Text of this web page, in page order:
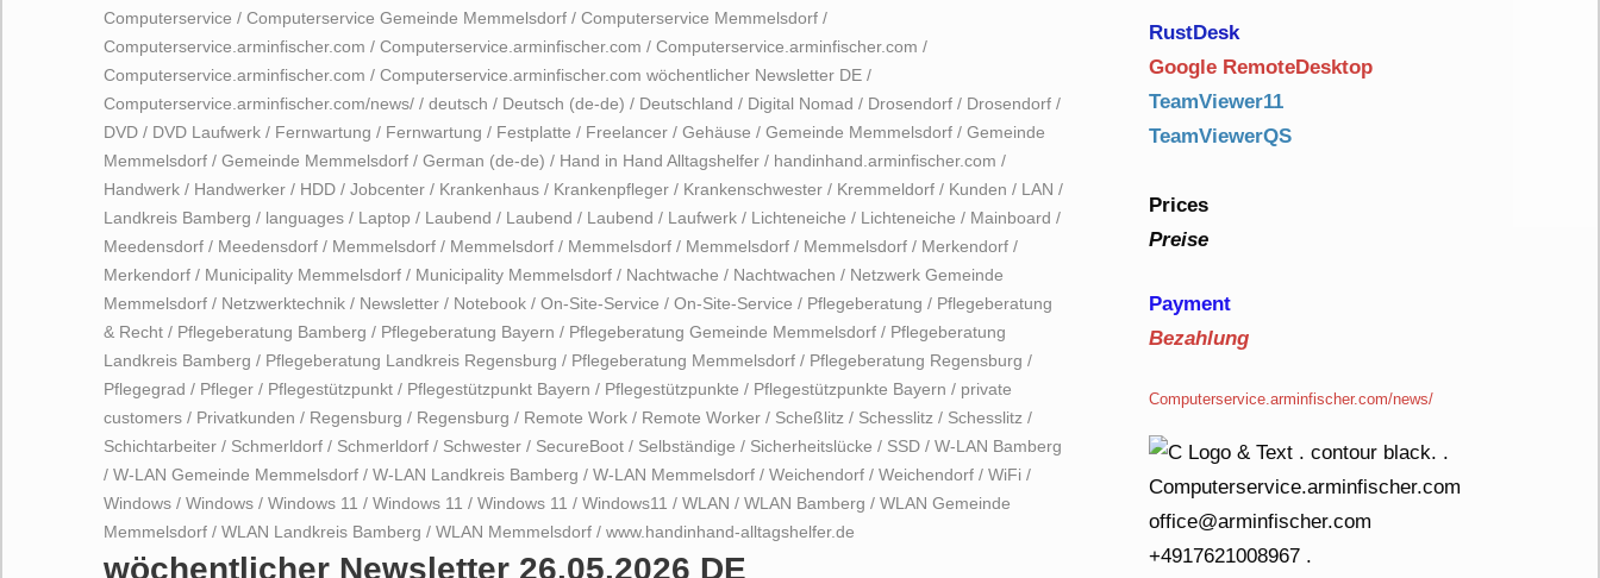
Computerservice / Computerservice Gemeinde Memmelsdorf / Computerservice Memmelsdorf /
Computerservice.arminfischer.com / Computerservice.arminfischer.com / Computerservice.arminfischer.com /
Computerservice.arminfischer.com / Computerservice.arminfischer.com wöchentlicher Newsletter DE /
Computerservice.arminfischer.com/news/ / deutsch / Deutsch (de-de) / Deutschland / Digital Nomad / Drosendorf / Drosendorf /
DVD / DVD Laufwerk / Fernwartung / Fernwartung / Festplatte / Freelancer / Gehäuse / Gemeinde Memmelsdorf / Gemeinde
Memmelsdorf / Gemeinde Memmelsdorf / German (de-de) / Hand in Hand Alltagshelfer / handinhand.arminfischer.com /
Handwerk / Handwerker / HDD / Jobcenter / Krankenhaus / Krankenpfleger / Krankenschwester / Kremmeldorf / Kunden / LAN /
Landkreis Bamberg / languages / Laptop / Laubend / Laubend / Laubend / Laufwerk / Lichteneiche / Lichteneiche / Mainboard /
Meedensdorf / Meedensdorf / Memmelsdorf / Memmelsdorf / Memmelsdorf / Memmelsdorf / Memmelsdorf / Merkendorf /
Merkendorf / Municipality Memmelsdorf / Municipality Memmelsdorf / Nachtwache / Nachtwachen / Netzwerk Gemeinde
Memmelsdorf / Netzwerktechnik / Newsletter / Notebook / On-Site-Service / On-Site-Service / Pflegeberatung / Pflegeberatung
& Recht / Pflegeberatung Bamberg / Pflegeberatung Bayern / Pflegeberatung Gemeinde Memmelsdorf / Pflegeberatung
Landkreis Bamberg / Pflegeberatung Landkreis Regensburg / Pflegeberatung Memmelsdorf / Pflegeberatung Regensburg /
Pflegegrad / Pfleger / Pflegestützpunkt / Pflegestützpunkt Bayern / Pflegestützpunkte / Pflegestützpunkte Bayern / private
customers / Privatkunden / Regensburg / Regensburg / Remote Work / Remote Worker / Scheßlitz / Schesslitz / Schesslitz /
Schichtarbeiter / Schmerldorf / Schmerldorf / Schwester / SecureBoot / Selbständige / Sicherheitslücke / SSD / W-LAN Bamberg
/ W-LAN Gemeinde Memmelsdorf / W-LAN Landkreis Bamberg / W-LAN Memmelsdorf / Weichendorf / Weichendorf / WiFi /
Windows / Windows / Windows 11 / Windows 11 / Windows 11 / Windows11 / WLAN / WLAN Bamberg / WLAN Gemeinde
Memmelsdorf / WLAN Landkreis Bamberg / WLAN Memmelsdorf / www.handinhand-alltagshelfer.de
wöchentlicher Newsletter 26.05.2026 DE
RustDesk
Google RemoteDesktop
TeamViewer11
TeamViewerQS
Prices
Preise
Payment
Bezahlung
Computerservice.arminfischer.com/news/